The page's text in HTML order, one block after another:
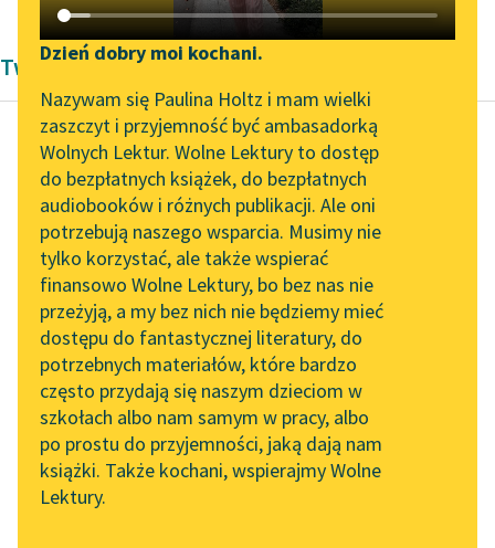
Katalog DAISY
Podkasty o książkach
Zgłoś brak utworu
Aktualności
„Prokurator Alicja Horn”
do słuchania
Byliśmy częścią AI Impact
Lab
Zapraszamy na spotkanie
online z tłumaczkami
literatury skandynawskiej
Spotkanie z Katarzyną
Tunkiel w Oslo
102. lata temu zmarł
Joseph Conrad
Narzędzia
Mapa Wolnych Lektur
Leśmianator
Przewodnik dla piszących i
czytających
API
OAI-PMH
Widget Wolnych Lektur
Przypisy
Dzień dobry moi kochani.
Nazywam się Paulina Holtz i mam wielki
zaszczyt i przyjemność być ambasadorką
Wolnych Lektur. Wolne Lektury to dostęp
do bezpłatnych książek, do bezpłatnych
audiobooków i różnych publikacji. Ale oni
potrzebują naszego wsparcia. Musimy nie
tylko korzystać, ale także wspierać
finansowo Wolne Lektury, bo bez nas nie
przeżyją, a my bez nich nie będziemy mieć
dostępu do fantastycznej literatury, do
potrzebnych materiałów, które bardzo
często przydają się naszym dzieciom w
szkołach albo nam samym w pracy, albo
po prostu do przyjemności, jaką dają nam
książki. Także kochani, wspierajmy Wolne
Lektury.
Twórczość Patrycja Nowak
Patrycja Nowak
Ptaki-dziwaki
Niech go pani stąd
zaraz zabierze! — jak
nie wrzasnął
Mandarynka i
oskarżycielskim
palcem wskazał
Albatrosa...